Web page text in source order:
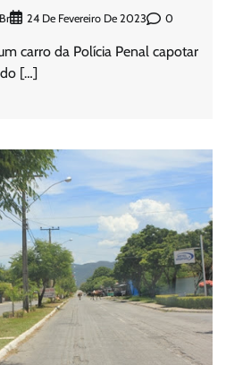
24 De Fevereiro De 2023 0
carro da Polícia Penal capotar
[…]